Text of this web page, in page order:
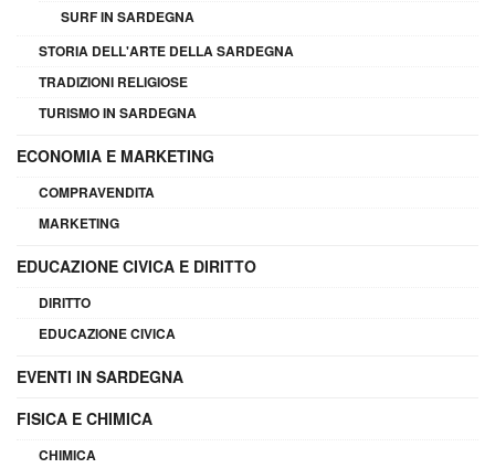
SURF IN SARDEGNA
STORIA DELL'ARTE DELLA SARDEGNA
TRADIZIONI RELIGIOSE
TURISMO IN SARDEGNA
ECONOMIA E MARKETING
COMPRAVENDITA
MARKETING
EDUCAZIONE CIVICA E DIRITTO
DIRITTO
EDUCAZIONE CIVICA
EVENTI IN SARDEGNA
FISICA E CHIMICA
CHIMICA